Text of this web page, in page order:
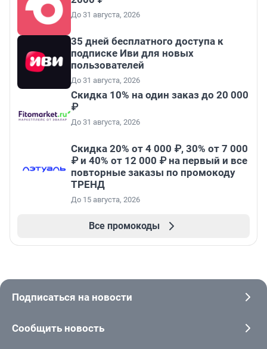
До 31 августа, 2026
35 дней бесплатного доступа к
подписке Иви для новых
пользователей
До 31 августа, 2026
Скидка 10% на один заказ до 20 000
₽
До 31 августа, 2026
Скидка 20% от 4 000 ₽, 30% от 7 000
₽ и 40% от 12 000 ₽ на первый и все
повторные заказы по промокоду
ТРЕНД
До 15 августа, 2026
Все промокоды
Подписаться на новости
Сообщить новость